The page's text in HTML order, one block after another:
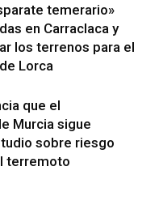
temerario»
en Carraclaca y
los terrenos para el
Lorca
que el
Murcia sigue
sobre riesgo
terremoto